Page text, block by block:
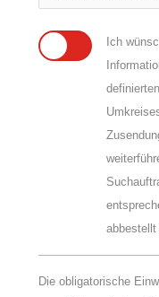
Ich
abbestellt
Die obligatorische